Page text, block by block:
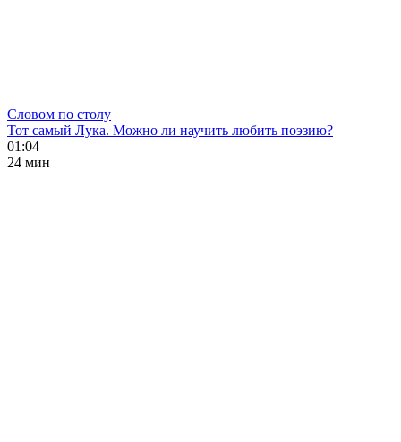
Словом по столу
Тот самый Лука. Можно ли научить любить поэзию?
01:04
24 мин